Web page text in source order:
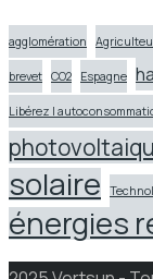
agglomération
brevet CO2 Espagne
Libérez l
solaire
énergies